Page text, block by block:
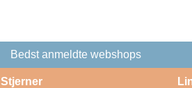
Bedst anmeldte webshops
Stjerner